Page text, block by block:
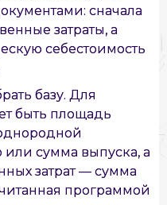
сначала
затраты, а
себестоимость
базу. Для
быть площадь
сумма выпуска, а
затрат — сумма
программой